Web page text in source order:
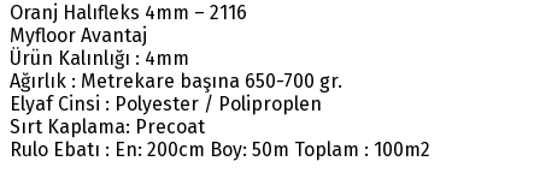
Oranj Halıfleks 4mm – 2116
Myfloor Avantaj
Ürün Kalınlığı : 4mm
Ağırlık : Metrekare başına 650-700 gr.
Elyaf Cinsi : Polyester / Poliproplen
Sırt Kaplama: Precoat
Rulo Ebatı : En: 200cm Boy: 50m Toplam : 100m2